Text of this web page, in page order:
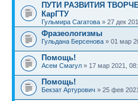
ПУТИ РАЗВИТИЯ
КарГТУ
Гульмира Сагатова » 27 дек
Фразеологизмы
Гульдана Берсенова » 01 мар
Помощь!
Асем Смагул » 17 мар 2021,
Помощь!
Бекзат Артурович » 25 фев